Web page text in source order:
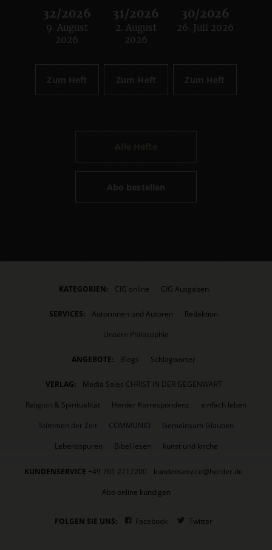
32/2026
:
9. August
2026
Zum Heft
31/2026
:
2. August
2026
Zum Heft
30/2026
:
26. Juli 2026
Zum Heft
Abo bestellen
KATEGORIEN: CIG online CIG Ausgaben
SERVICES: Autorinnen und Autoren
Redaktion
Unsere Philosophie
ANGEBOTE: Blogs Schlagwörter
VERLAG:
Media Sales CHRIST IN DER GEGENWART
Religion & Spiritualität
Herder Korrespondenz
einfach leben
Stimmen der Zeit
COMMUNIO
Gemeinsam Glauben
Lebensspuren
Bibel lesen kunst und kirche
KUNDENSERVICE +49 761 2717200
kundenservice@herder.de
Abo online kündigen
FOLGEN SIE UNS: Facebook Twitter